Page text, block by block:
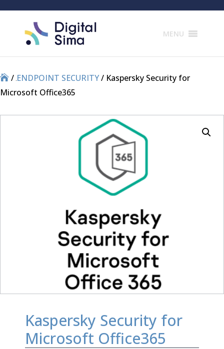
MENU
//ENDPOINT SECURITY/ Kaspersky Security for
Microsoft Office365
Kaspersky Security for
Microsoft Office365